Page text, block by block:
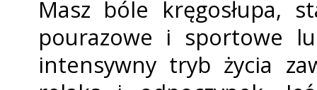
Masz bóle kręgosłupa,
pourazowe i sportowe
intensywny tryb życia